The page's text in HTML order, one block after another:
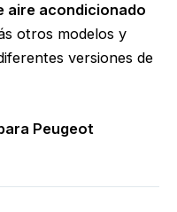
aire acondicionado
otros modelos y
versiones de
Peugeot